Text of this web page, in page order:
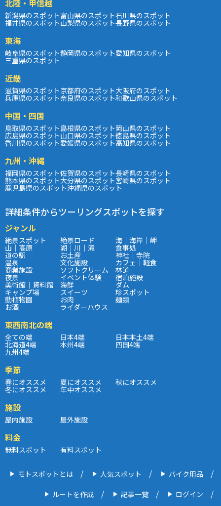
北陸・甲信越
新潟県のスポット富山県のスポット石川県のスポット
福井県のスポット山梨県のスポット長野県のスポット
東海
岐阜県のスポット静岡県のスポット愛知県のスポット
三重県のスポット
近畿
滋賀県のスポット京都府のスポット大阪府のスポット
兵庫県のスポット奈良県のスポット和歌山県のスポット
中国・四国
鳥取県のスポット島根県のスポット岡山県のスポット
広島県のスポット山口県のスポット徳島県のスポット
香川県のスポット愛媛県のスポット高知県のスポット
九州・沖縄
福岡県のスポット佐賀県のスポット長崎県のスポット
熊本県のスポット大分県のスポット宮崎県のスポット
鹿児島県のスポット沖縄県のスポット
詳細条件からツーリングスポットを探す
ジャンル
絶景スポット 絶景ロード 海｜海岸｜岬
山｜高原 湖｜川｜滝 食事処
道の駅 お土産 神社｜寺院
温泉 文化施設 カフェ｜軽食
商業施設 ソフトクリーム 林道
夜景 イベント体験 宿泊施設
美術館｜資料館 海鮮 ダム
キャンプ場 スイーツ 珍スポット
動植物園 お肉 麺類
お酒 ライダーハウス
東西南北の端
全ての端 日本4端 日本本土4端
北海道4端 本州4端 四国4端
九州4端
季節
春にオススメ 夏にオススメ 秋にオススメ
冬にオススメ 年中オススメ
施設
屋内施設 屋外施設
料金
無料スポット 有料スポット
モトスポットとは 人気スポット バイク用品
ルートを作成 記事一覧 ログイン